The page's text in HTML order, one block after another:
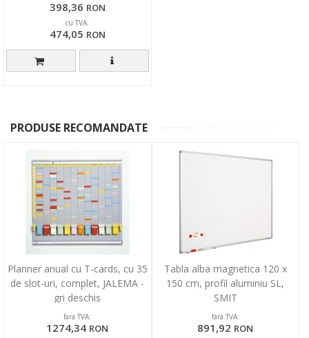
398,36 RON
cu TVA:
474,05 RON
PRODUSE RECOMANDATE
Planner anual cu T-cards, cu 35
de slot-uri, complet, JALEMA -
gri deschis
fara TVA:
1274,34 RON
Tabla alba magnetica 120 x
150 cm, profil aluminiu SL,
SMIT
fara TVA:
891,92 RON